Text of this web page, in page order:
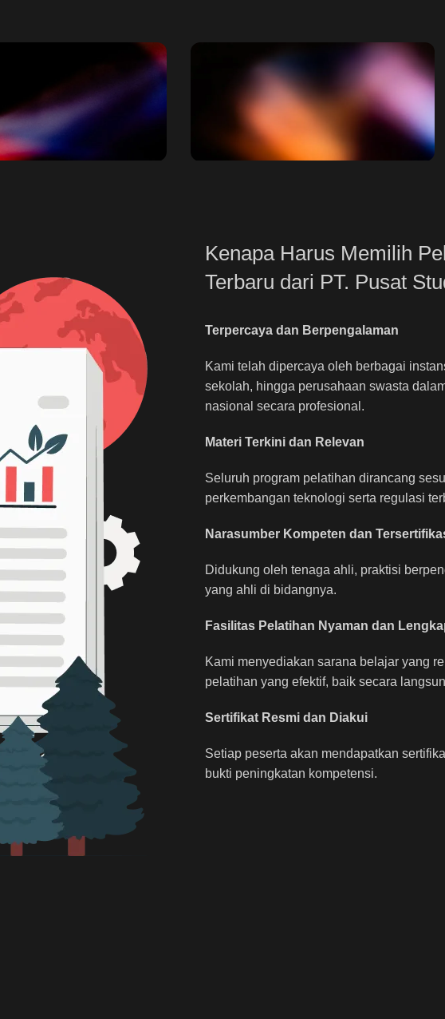
pelatihan dan
bimtek sesuai dengan permintaan
dan kebutuhan.
Kenapa Harus Memilih
Terbaru dari PT. Pusat
Terpercaya dan Berpengalaman
Kami telah dipercaya oleh berbagai
sekolah, hingga perusahaan swasta
nasional secara profesional.
Materi Terkini dan Relevan
Seluruh program pelatihan dirancang
perkembangan teknologi serta regulasi
Narasumber Kompeten dan
Didukung oleh tenaga ahli, praktisi
yang ahli di bidangnya.
Fasilitas Pelatihan Nyaman dan
Kami menyediakan sarana belajar yang
pelatihan yang efektif, baik secara
Sertifikat Resmi dan Diakui
Setiap peserta akan mendapatkan
bukti peningkatan kompetensi.